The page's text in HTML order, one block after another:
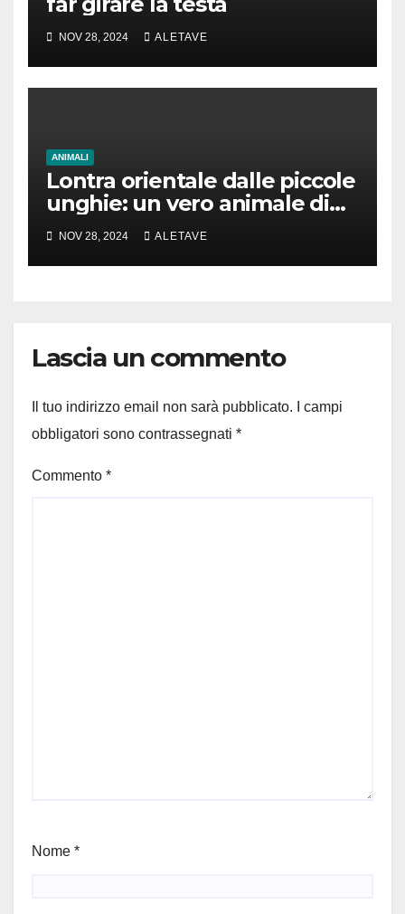
NOV 28, 2024 ALETAVE
ANIMALI
Lontra orientale dalle piccole
unghie: un vero animale di
cui parlare
NOV 28, 2024 ALETAVE
Lascia un commento
Il tuo indirizzo email non sarà pubblicato.
I campi
obbligatori sono contrassegnati *
Commento *
Nome *